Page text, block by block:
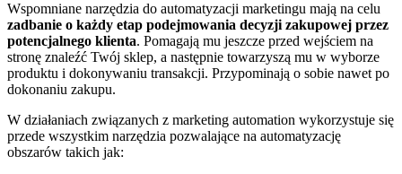
Wspomniane narzędzia do automatyzacji marketingu mają na celu
zadbanie o każdy etap podejmowania decyzji zakupowej przez
potencjalnego klienta. Pomagają mu jeszcze przed wejściem na
stronę znaleźć Twój sklep, a następnie towarzyszą mu w wyborze
produktu i dokonywaniu transakcji. Przypominają o sobie nawet po
dokonaniu zakupu.
W działaniach związanych z marketing automation wykorzystuje się
przede wszystkim narzędzia pozwalające na automatyzację
obszarów takich jak: